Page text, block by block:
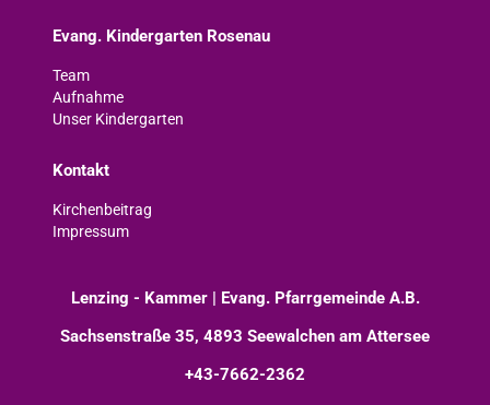
Evang. Kindergarten Rosenau
Team
Aufnahme
Unser Kindergarten
Kontakt
Kirchenbeitrag
Impressum
Lenzing - Kammer | Evang. Pfarrgemeinde A.B.
Sachsenstraße 35, 4893 Seewalchen am Attersee
+43-7662-2362